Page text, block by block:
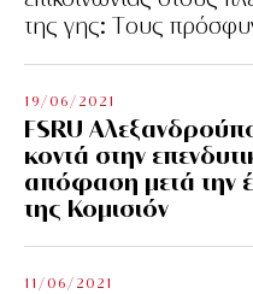
της γης: Tους
19/06/2021
FSRU
κοντά στην
απόφαση μετά την
της Κομισιόν
11/06/2021